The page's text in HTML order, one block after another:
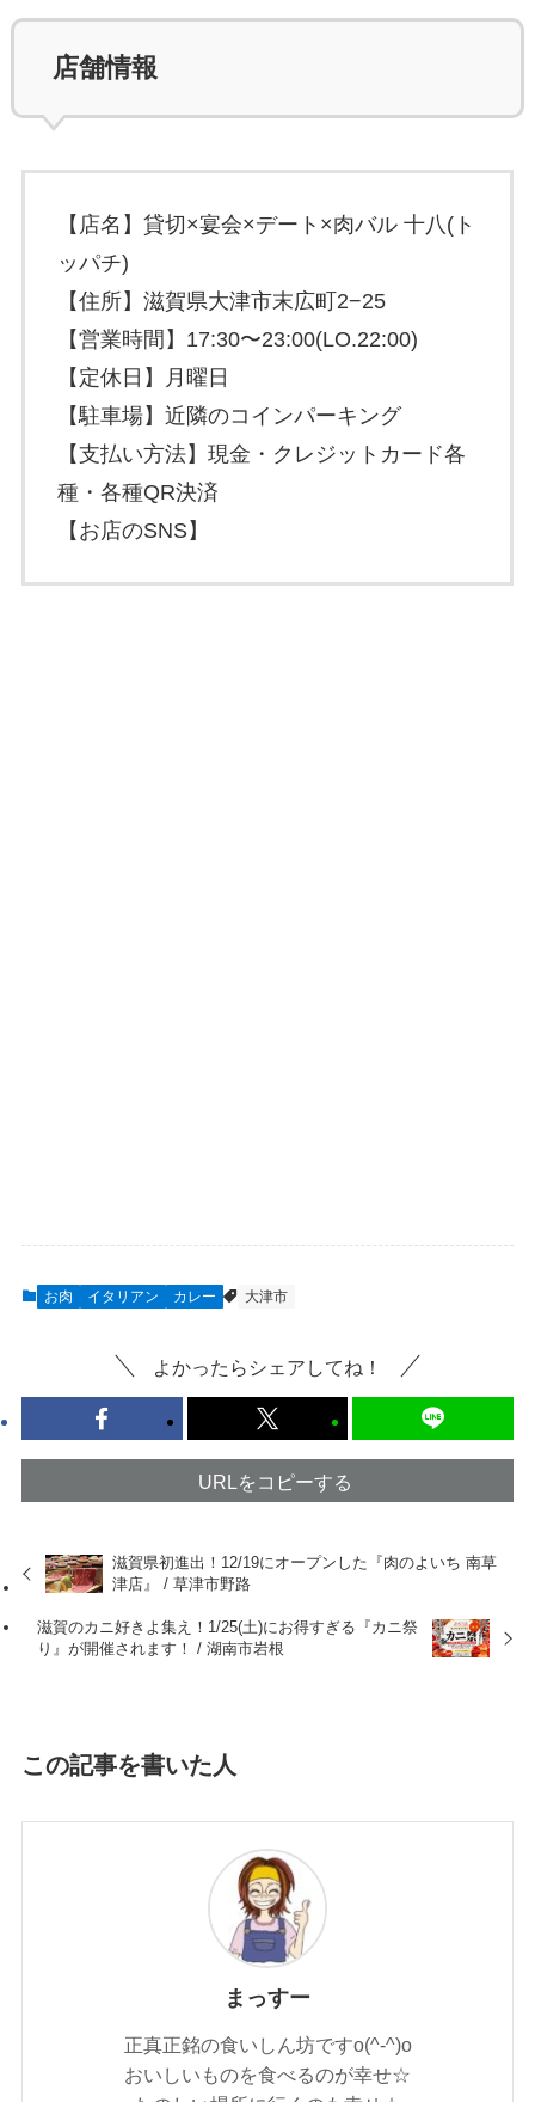
店舗情報
【店名】貸切×宴会×デート×肉バル 十八(ト
ッパチ)
【住所】滋賀県大津市末広町2−25
【営業時間】17:30〜23:00(LO.22:00)
【定休日】月曜日
【駐車場】近隣のコインパーキング
【支払い方法】現金・クレジットカード各
種・各種QR決済
【お店のSNS】
お肉 イタリアン カレー 大津市
よかったらシェアしてね！
URLをコピーする
滋賀県初進出！12/19にオープンした『肉のよいち 南草
津店』 / 草津市野路
滋賀のカニ好きよ集え！1/25(土)にお得すぎる『カニ祭
り』が開催されます！ / 湖南市岩根
この記事を書いた人
まっすー
正真正銘の食いしん坊ですo(^-^)o
おいしいものを食べるのが幸せ☆